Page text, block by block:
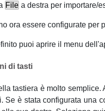
File a destra per importare/
ora essere configurate
puoi aprire il menu
di tasti
tastiera è molto semplice.
Se è stata configurata una